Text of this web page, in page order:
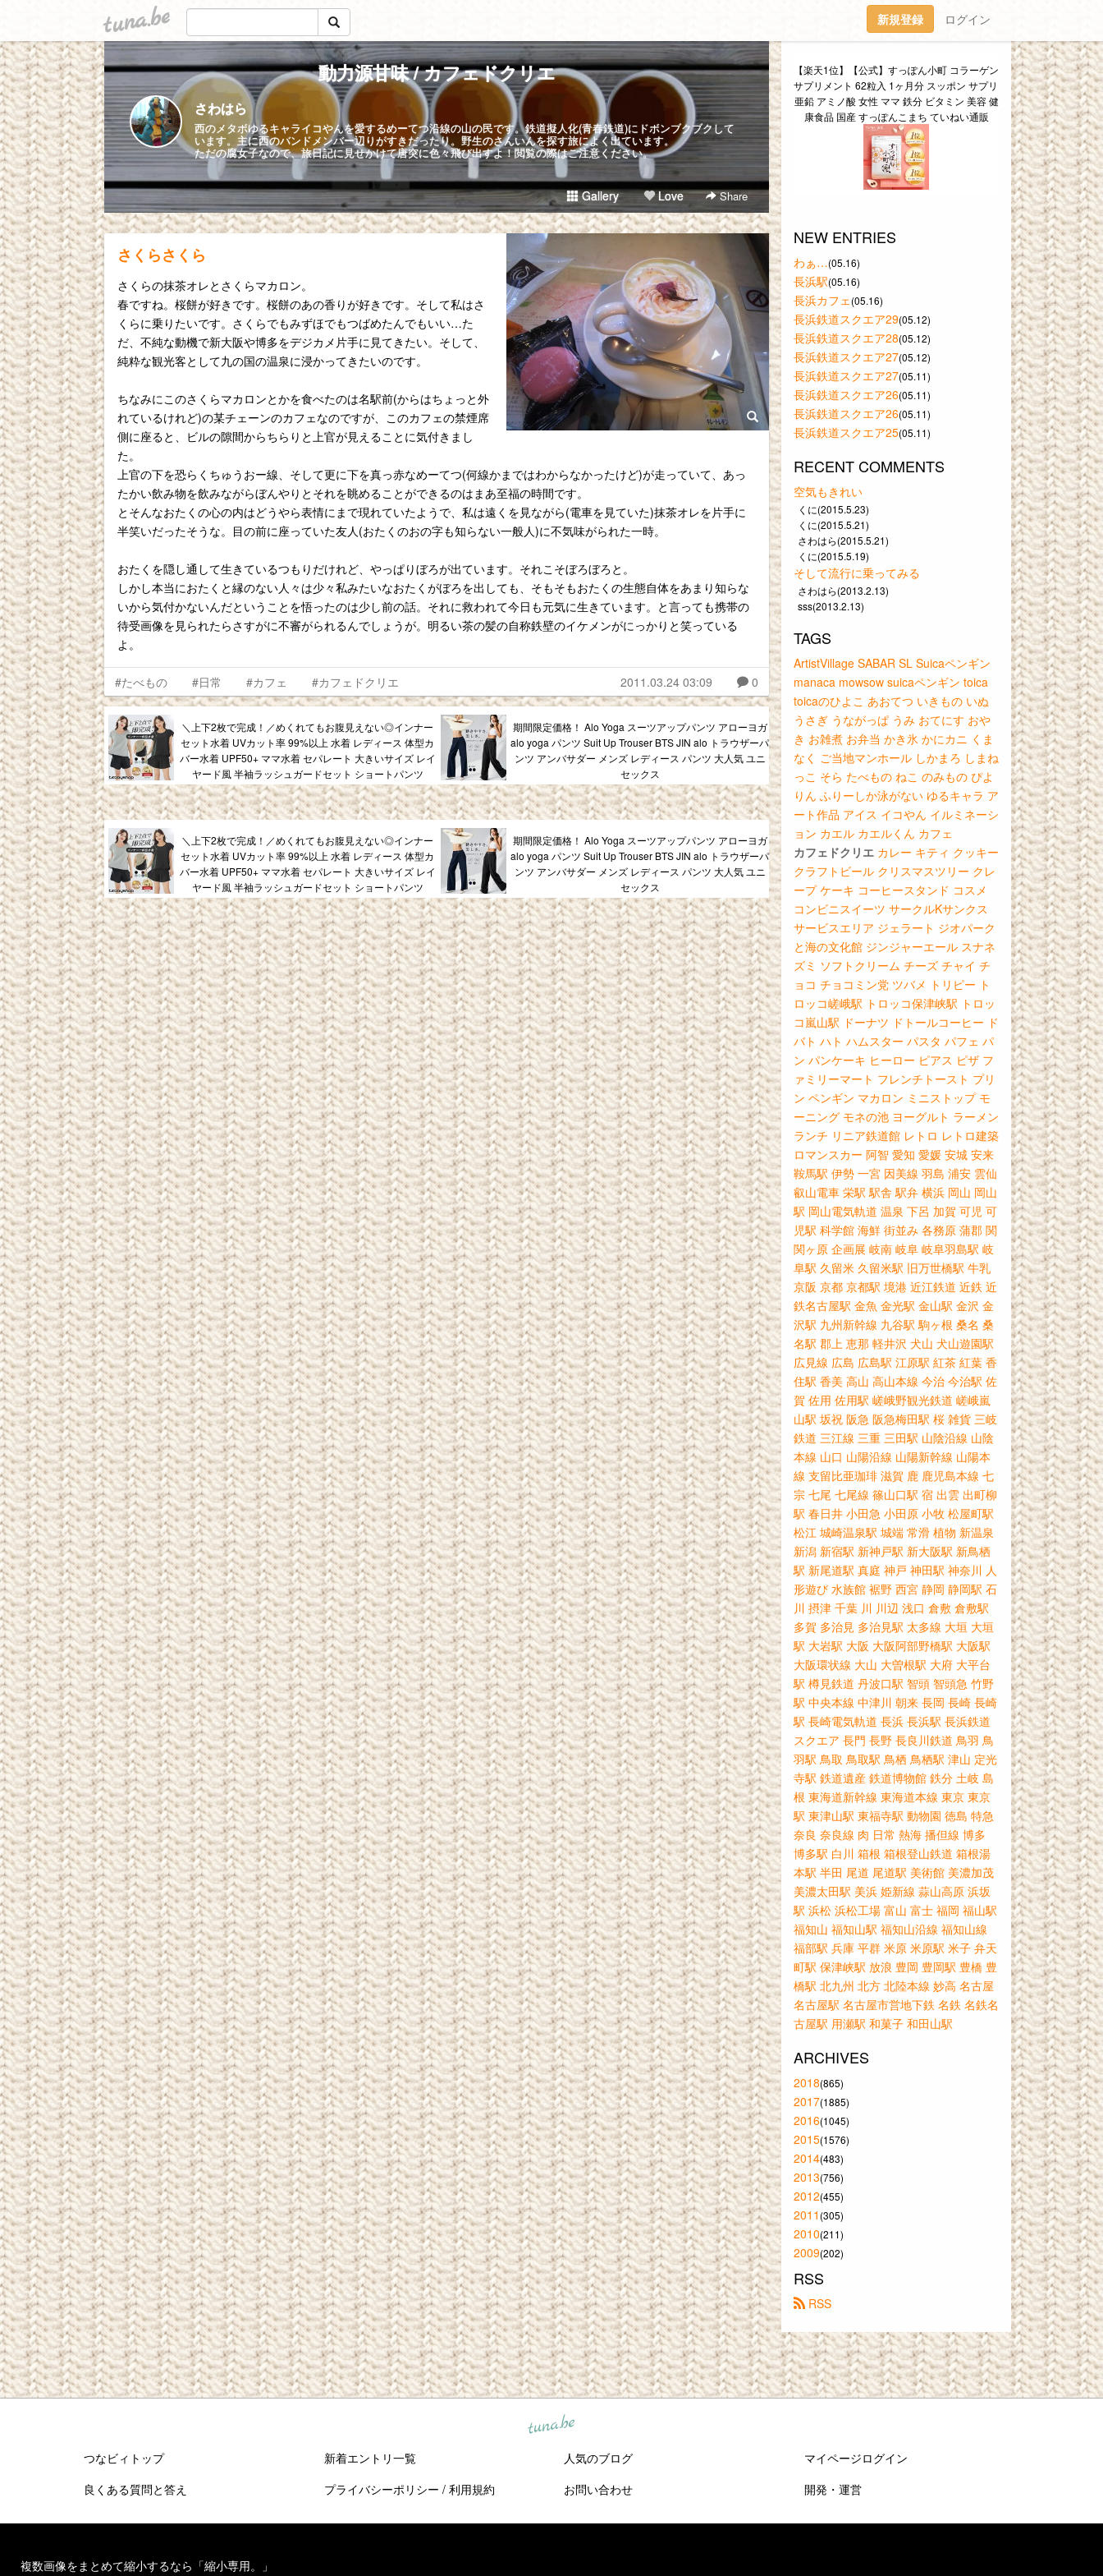
tuna.be 新規登録 ログイン
動力源甘味 / カフェドクリエ
さわはら
西のメタボゆるキャライコやんを愛するめーてつ沿線の山の民です。鉄道擬人化(青春鉄道)にドボンブクブクして
います。主に西のバンドメンバー辺りがすきだったり。野生のさんいんを探す旅によく出ています。
ただの腐女子なので、旅日記に見せかけて唐突に色々飛び出すよ！閲覧の際はご注意ください。
Gallery Love Share
さくらさくら
さくらの抹茶オレとさくらマカロン。
春ですね。桜餅が好きです。桜餅のあの香りが好きです。そして私はさ
くらに乗りたいです。さくらでもみずほでもつばめたんでもいい…た
だ、不純な動機で新大阪や博多をデジカメ片手に見てきたい。そして、
純粋な観光客として九の国の温泉に浸かってきたいのです。
ちなみにこのさくらマカロンとかを食べたのは名駅前(からはちょっと外
れているけれど)の某チェーンのカフェなのですが、このカフェの禁煙席
側に座ると、ビルの隙間からちらりと上官が見えることに気付きまし
た。
上官の下を恐らくちゅうおー線、そして更に下を真っ赤なめーてつ(何線かまではわからなかったけど)が走っていて、あっ
たかい飲み物を飲みながらぼんやりとそれを眺めることができるのはまあ至福の時間です。
とそんなおたくの心の内はどうやら表情にまで現れていたようで、私は遠くを見ながら(電車を見ていた)抹茶オレを片手に
半笑いだったそうな。目の前に座っていた友人(おたくのおの字も知らない一般人)に不気味がられた一時。
おたくを隠し通して生きているつもりだけれど、やっぱりぼろが出ています。それこそぼろぼろと。
しかし本当におたくと縁のない人々は少々私みたいなおたくがぼろを出しても、そもそもおたくの生態自体をあまり知らな
いから気付かないんだということを悟ったのは少し前の話。それに救われて今日も元気に生きています。と言っても携帯の
待受画像を見られたらさすがに不審がられるんでしょうが。明るい茶の髪の自称鉄壁のイケメンがにっかりと笑っている
よ。
#たべもの #日常 #カフェ #カフェドクリエ 2011.03.24 03:09 0
＼上下2枚で完成！／めくれてもお腹見えない◎インナー
セット水着 UVカット率 99%以上 水着 レディース 体型カ
バー水着 UPF50+ ママ水着 セパレート 大きいサイズ レイ
ヤード風 半袖ラッシュガードセット ショートパンツ
期間限定価格！ Alo Yoga スーツアップパンツ アローヨガ
alo yoga パンツ Suit Up Trouser BTS JIN alo トラウザーパ
ンツ アンバサダー メンズ レディース パンツ 大人気 ユニ
セックス
＼上下2枚で完成！／めくれてもお腹見えない◎インナー
セット水着 UVカット率 99%以上 水着 レディース 体型カ
バー水着 UPF50+ ママ水着 セパレート 大きいサイズ レイ
ヤード風 半袖ラッシュガードセット ショートパンツ
期間限定価格！ Alo Yoga スーツアップパンツ アローヨガ
alo yoga パンツ Suit Up Trouser BTS JIN alo トラウザーパ
ンツ アンバサダー メンズ レディース パンツ 大人気 ユニ
セックス
【楽天1位】【公式】すっぽん小町 コラーゲン
サプリメント 62粒入 1ヶ月分 スッポン サプリ
亜鉛 アミノ酸 女性 ママ 鉄分 ビタミン 美容 健
康食品 国産 すっぽんこまち ていねい通販
NEW ENTRIES
わぁ…(05.16)
長浜駅(05.16)
長浜カフェ(05.16)
長浜鉄道スクエア29(05.12)
長浜鉄道スクエア28(05.12)
長浜鉄道スクエア27(05.12)
長浜鉄道スクエア27(05.11)
長浜鉄道スクエア26(05.11)
長浜鉄道スクエア26(05.11)
長浜鉄道スクエア25(05.11)
RECENT COMMENTS
空気もきれい
くに(2015.5.23)
くに(2015.5.21)
さわはら(2015.5.21)
くに(2015.5.19)
そして流行に乗ってみる
さわはら(2013.2.13)
sss(2013.2.13)
TAGS
ArtistVillage SABAR SL Suicaペンギン
manaca mowsow suicaペンギン toica
toicaのひよこ あおてつ いきもの いぬ
うさぎ うながっぱ うみ おてにす おや
き お雑煮 お弁当 かき氷 かにカニ くま
なく ご当地マンホール しかまろ しまね
っこ そら たべもの ねこ のみもの ぴよ
りん ふりーしか泳がない ゆるキャラ ア
ート作品 アイス イコやん イルミネーシ
ョン カエル カエルくん カフェ
カフェドクリエ カレー キティ クッキー
クラフトビール クリスマスツリー クレ
ープ ケーキ コーヒースタンド コスメ
コンビニスイーツ サークルKサンクス
サービスエリア ジェラート ジオパーク
と海の文化館 ジンジャーエール スナネ
ズミ ソフトクリーム チーズ チャイ チ
ョコ チョコミン党 ツバメ トリピー ト
ロッコ嵯峨駅 トロッコ保津峡駅 トロッ
コ嵐山駅 ドーナツ ドトールコーヒー ド
バト ハト ハムスター パスタ パフェ パ
ン パンケーキ ヒーロー ピアス ピザ フ
ァミリーマート フレンチトースト プリ
ン ペンギン マカロン ミニストップ モ
ーニング モネの池 ヨーグルト ラーメン
ランチ リニア鉄道館 レトロ レトロ建築
ロマンスカー 阿智 愛知 愛媛 安城 安来
鞍馬駅 伊勢 一宮 因美線 羽島 浦安 雲仙
叡山電車 栄駅 駅舎 駅弁 横浜 岡山 岡山
駅 岡山電気軌道 温泉 下呂 加賀 可児 可
児駅 科学館 海鮮 街並み 各務原 蒲郡 関
関ヶ原 企画展 岐南 岐阜 岐阜羽島駅 岐
阜駅 久留米 久留米駅 旧万世橋駅 牛乳
京阪 京都 京都駅 境港 近江鉄道 近鉄 近
鉄名古屋駅 金魚 金光駅 金山駅 金沢 金
沢駅 九州新幹線 九谷駅 駒ヶ根 桑名 桑
名駅 郡上 恵那 軽井沢 犬山 犬山遊園駅
広見線 広島 広島駅 江原駅 紅茶 紅葉 香
住駅 香美 高山 高山本線 今治 今治駅 佐
賀 佐用 佐用駅 嵯峨野観光鉄道 嵯峨嵐
山駅 坂祝 阪急 阪急梅田駅 桜 雑貨 三岐
鉄道 三江線 三重 三田駅 山陰沿線 山陰
本線 山口 山陽沿線 山陽新幹線 山陽本
線 支留比亜珈琲 滋賀 鹿 鹿児島本線 七
宗 七尾 七尾線 篠山口駅 宿 出雲 出町柳
駅 春日井 小田急 小田原 小牧 松屋町駅
松江 城崎温泉駅 城端 常滑 植物 新温泉
新潟 新宿駅 新神戸駅 新大阪駅 新鳥栖
駅 新尾道駅 真庭 神戸 神田駅 神奈川 人
形遊び 水族館 裾野 西宮 静岡 静岡駅 石
川 摂津 千葉 川 川辺 浅口 倉敷 倉敷駅
多賀 多治見 多治見駅 太多線 大垣 大垣
駅 大岩駅 大阪 大阪阿部野橋駅 大阪駅
大阪環状線 大山 大曽根駅 大府 大平台
駅 樽見鉄道 丹波口駅 智頭 智頭急 竹野
駅 中央本線 中津川 朝来 長岡 長崎 長崎
駅 長崎電気軌道 長浜 長浜駅 長浜鉄道
スクエア 長門 長野 長良川鉄道 鳥羽 鳥
羽駅 鳥取 鳥取駅 鳥栖 鳥栖駅 津山 定光
寺駅 鉄道遺産 鉄道博物館 鉄分 土岐 島
根 東海道新幹線 東海道本線 東京 東京
駅 東津山駅 東福寺駅 動物園 徳島 特急
奈良 奈良線 肉 日常 熱海 播但線 博多
博多駅 白川 箱根 箱根登山鉄道 箱根湯
本駅 半田 尾道 尾道駅 美術館 美濃加茂
美濃太田駅 美浜 姫新線 蒜山高原 浜坂
駅 浜松 浜松工場 富山 富士 福岡 福山駅
福知山 福知山駅 福知山沿線 福知山線
福部駅 兵庫 平群 米原 米原駅 米子 弁天
町駅 保津峡駅 放浪 豊岡 豊岡駅 豊橋 豊
橋駅 北九州 北方 北陸本線 妙高 名古屋
名古屋駅 名古屋市営地下鉄 名鉄 名鉄名
古屋駅 用瀬駅 和菓子 和田山駅
ARCHIVES
2018(865)
2017(1885)
2016(1045)
2015(1576)
2014(483)
2013(756)
2012(455)
2011(305)
2010(211)
2009(202)
RSS
RSS
tuna.be
つなビィトップ 新着エントリ一覧 人気のブログ
マイページログイン
良くある質問と答え
プライバシーポリシー / 利用規約 お問い合わせ 開発・運営
複数画像をまとめて縮小するなら「縮小専用。」